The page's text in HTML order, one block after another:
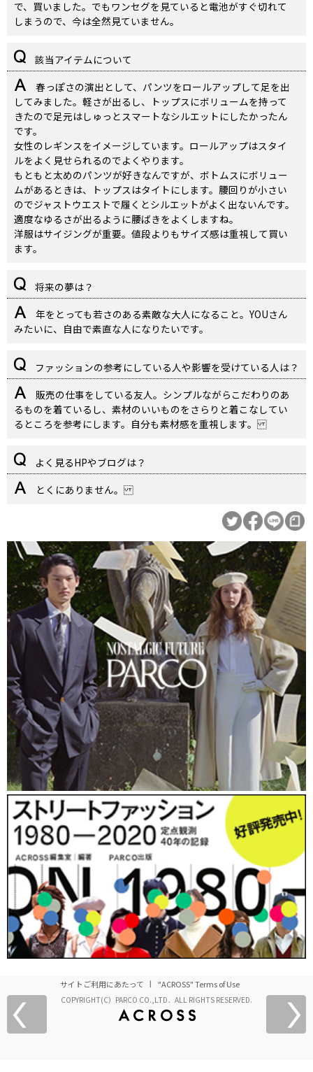
で、買いました。でもワンセグを見ていると電池がすぐ切れて
しまうので、今は全然見ていません。
該当アイテムについて
春っぽさの演出として、パンツをロールアップして足を出
してみました。軽さが出るし、トップスにボリュームを持って
きたので足元はしゅっとスマートなシルエットにしたかったん
です。
女性のレギンスをイメージしています。ロールアップはスタイ
ルをよく見せられるのでよくやります。
もともと太めのパンツが好きなんですが、ボトムスにボリュー
ムがあるときは、トップスはタイトにします。腰回りが小さい
のでジャストウエストで履くとシルエットがよく出ないんです。
適度なゆるさが出るように腰ばきをよくしますね。
洋服はサイジングが重要。値段よりもサイズ感は重視して買い
ます。
将来の夢は？
年をとっても若さのある素敵な大人になること。YOUさん
みたいに、自由で素直な人になりたいです。
ファッションの参考にしている人や影響を受けている人は？
販売の仕事をしている友人。シンプルながらこだわりのあ
るものを着ているし、素材のいいものをさらりと着こなしてい
るところを参考にします。自分も素材感を重視します。
よく見るHPやブログは？
とくにありません。
サイトご利用にあたって "ACROSS" Terms of Use
COPYRIGHT(C）PARCO CO.,LTD．ALL RIGHTS RESERVED.